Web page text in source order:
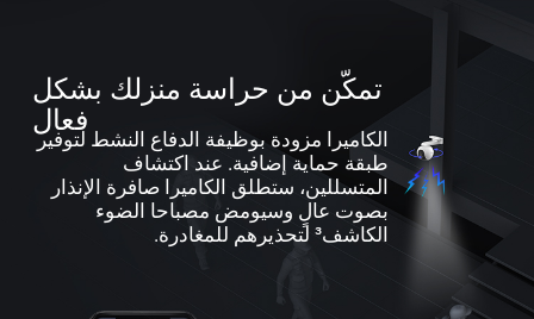
تمكّن من حراسة منزلك بشكل
فعال
الكاميرا مزودة بوظيفة الدفاع النشط لتوفير
طبقة حماية إضافية. عند اكتشاف
المتسللين، ستطلق الكاميرا صافرة الإنذار
بصوت عالٍ وسيومض مصباحا الضوء
الكاشف³ لتحذيرهم للمغادرة.